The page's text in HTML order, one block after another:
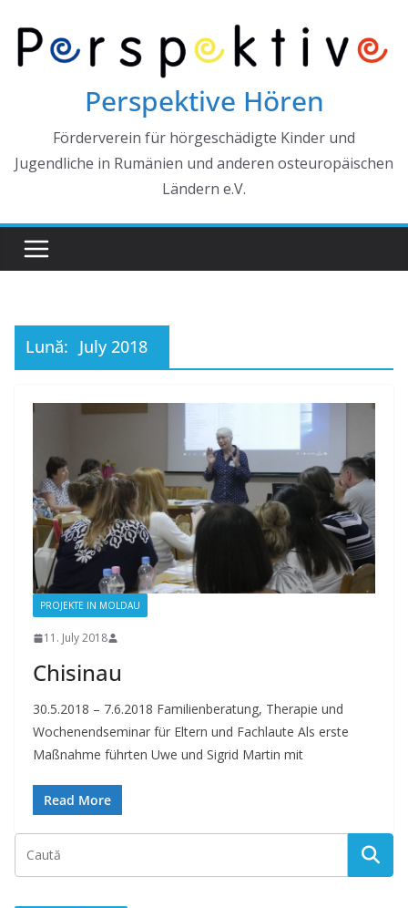
content
Perspektive Hören
Förderverein für hörgeschädigte Kinder und
Jugendliche in Rumänien und anderen osteuropäischen
Ländern e.V.
Lună: July 2018
PROJEKTE IN MOLDAU
11. July 2018
Chisinau
30.5.2018 – 7.6.2018 Familienberatung, Therapie und
Wochenendseminar für Eltern und Fachlaute Als erste
Maßnahme führten Uwe und Sigrid Martin mit
Read More